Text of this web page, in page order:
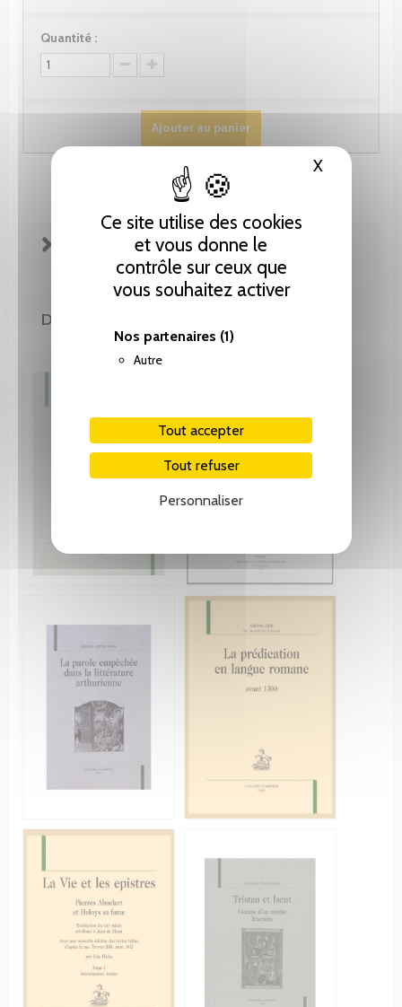
Ce site utilise des cookies
et vous donne le
contrôle sur ceux que
vous souhaitez activer
Nos partenaires (1)
Autre
Tout accepter
Tout refuser
Personnaliser
XMasquer
Quantité :
Ajouter au panier
FICHE TECHNIQUE
DE LA MÊME COLLECTION